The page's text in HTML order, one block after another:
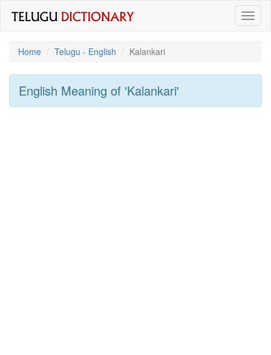
Home
Telugu - English Kalankari
English Meaning of 'kalankari'